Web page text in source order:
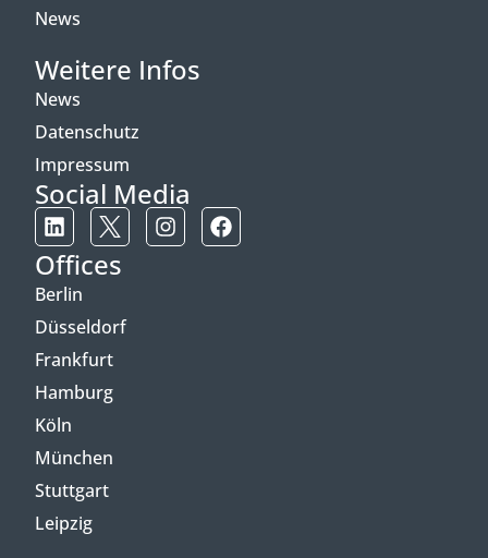
News
Weitere Infos
News
Datenschutz
Impressum
Social Media
Offices
Berlin
Düsseldorf
Frankfurt
Hamburg
Köln
München
Stuttgart
Leipzig